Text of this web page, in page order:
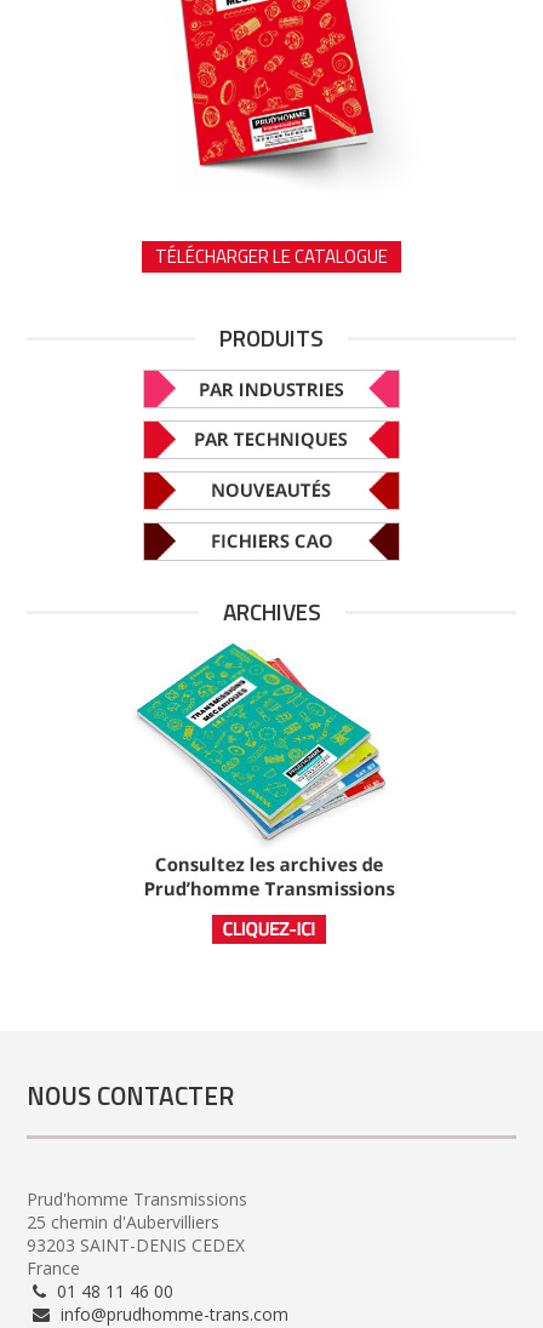
TÉLÉCHARGER LE CATALOGUE
PRODUITS
ARCHIVES
NOUS CONTACTER
Prud'homme Transmissions
25 chemin d'Aubervilliers
93203 SAINT-DENIS CEDEX
France
01 48 11 46 00
info@prudhomme-trans.com